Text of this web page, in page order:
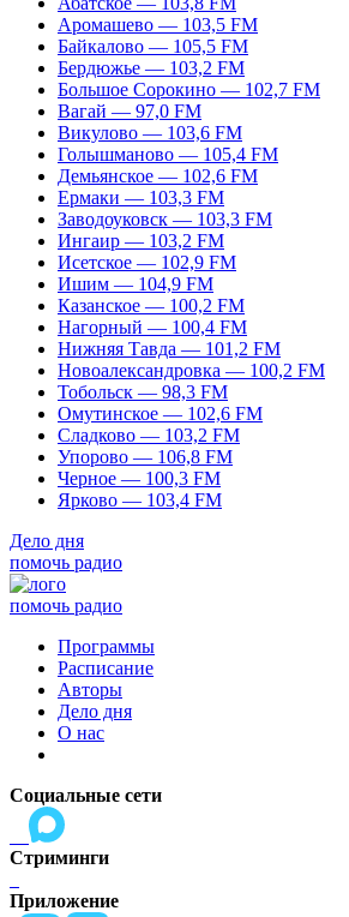
Аромашево — 103,5 FM
Байкалово — 105,5 FM
Бердюжье — 103,2 FM
Большое Сорокино — 102,7 FM
Вагай — 97,0 FM
Викулово — 103,6 FM
Голышманово — 105,4 FM
Демьянское — 102,6 FM
Ермаки — 103,3 FM
Заводоуковск — 103,3 FM
Ингаир — 103,2 FM
Исетское — 102,9 FM
Ишим — 104,9 FM
Казанское — 100,2 FM
Нагорный — 100,4 FM
Нижняя Тавда — 101,2 FM
Новоалександровка — 100,2 FM
Тобольск — 98,3 FM
Омутинское — 102,6 FM
Сладково — 103,2 FM
Упорово — 106,8 FM
Черное — 100,3 FM
Ярково — 103,4 FM
Дело дня
помочь радио
помочь радио
Программы
Расписание
Авторы
Дело дня
О нас
Социальные сети
Стриминги
Приложение